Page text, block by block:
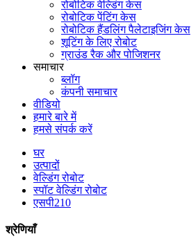
रोबोटिक वेल्डिंग केस
रोबोटिक पेंटिंग केस
रोबोटिक हैंडलिंग पैलेटाइजिंग केस
शूटिंग के लिए रोबोट
ग्राउंड रैक और पोजिशनर
समाचार
ब्लॉग
कंपनी समाचार
वीडियो
हमारे बारे में
हमसे संपर्क करें
घर
उत्पादों
वेल्डिंग रोबोट
स्पॉट वेल्डिंग रोबोट
एसपी210
श्रेणियाँ